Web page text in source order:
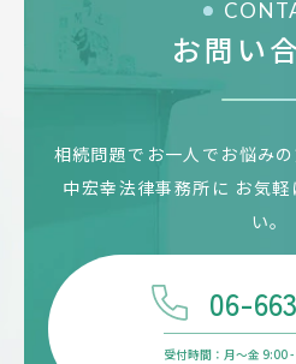
お問い
相続問題でお一人でお悩み
中宏幸法律事務所に お気
い。
06-
受付時間：月〜金 9:00 -